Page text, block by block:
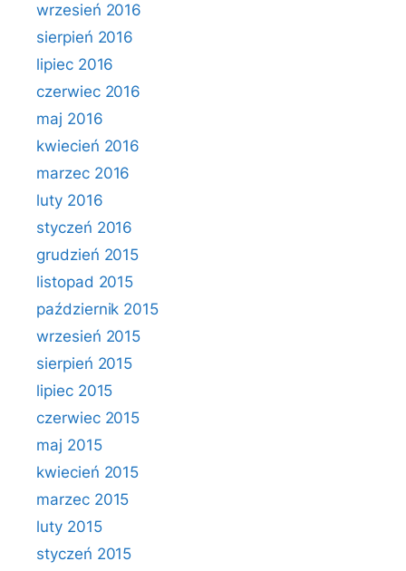
wrzesień 2016
sierpień 2016
lipiec 2016
czerwiec 2016
maj 2016
kwiecień 2016
marzec 2016
luty 2016
styczeń 2016
grudzień 2015
listopad 2015
październik 2015
wrzesień 2015
sierpień 2015
lipiec 2015
czerwiec 2015
maj 2015
kwiecień 2015
marzec 2015
luty 2015
styczeń 2015